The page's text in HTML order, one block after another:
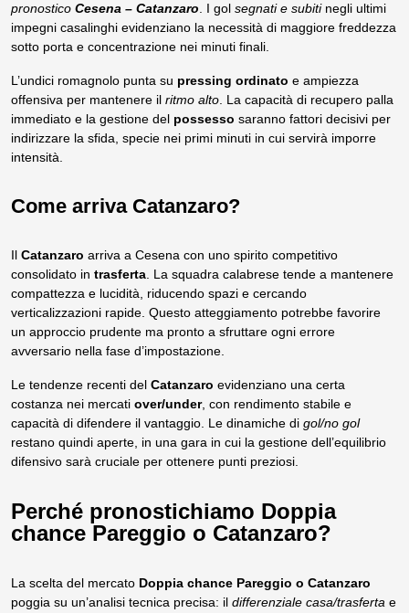
pronostico Cesena – Catanzaro. I gol segnati e subitinegli ultimi
impegni casalinghi evidenziano la necessità di maggiore freddezza
sotto porta e concentrazione nei minuti finali.
L’undici romagnolo punta su pressing ordinato e ampiezza
offensiva per mantenere il ritmo alto. La capacità di recupero palla
immediato e la gestione del possesso saranno fattori decisivi per
indirizzare la sfida, specie nei primi minuti in cui servirà imporre
intensità.
Come arriva Catanzaro?
Il Catanzaro arriva a Cesena con uno spirito competitivo
consolidato in trasferta. La squadra calabrese tende a mantenere
compattezza e lucidità, riducendo spazi e cercando
verticalizzazioni rapide. Questo atteggiamento potrebbe favorire
un approccio prudente ma pronto a sfruttare ogni errore
avversario nella fase d’impostazione.
Le tendenze recenti del Catanzaro evidenziano una certa
costanza nei mercati over/under, con rendimento stabile e
capacità di difendere il vantaggio. Le dinamiche di gol/no gol
restano quindi aperte, in una gara in cui la gestione dell’equilibrio
difensivo sarà cruciale per ottenere punti preziosi.
Perché pronostichiamo Doppia
chance Pareggio o Catanzaro?
La scelta del mercato Doppia chance Pareggio o Catanzaro
poggia su un’analisi tecnica precisa: il differenziale casa/trasferta e